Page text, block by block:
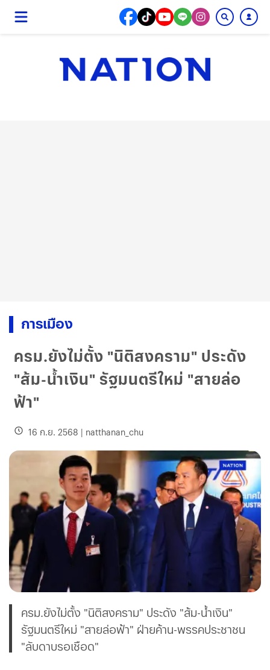
การเมือง
ครม.ยังไม่ตั้ง "นิติสงคราม" ประดัง
"ส้ม-น้ำเงิน" รัฐมนตรีใหม่ "สายล่อ
ฟ้า"
16 ก.ย. 2568 | natthanan_chu
ครม.ยังไม่ตั้ง "นิติสงคราม" ประดัง "ส้ม-น้ำเงิน"
รัฐมนตรีใหม่ "สายล่อฟ้า" ฝ่ายค้าน-พรรคประชาชน
"ลับดาบรอเชือด"